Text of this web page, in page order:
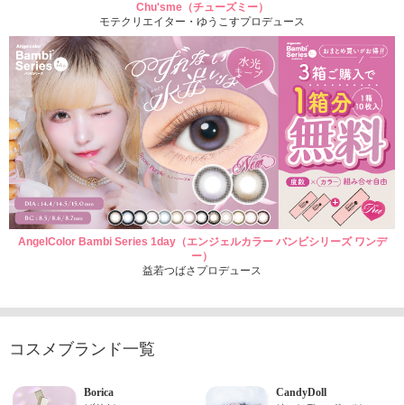
Chu'sme（チューズミー）
モテクリエイター・ゆうこすプロデュース
AngelColor Bambi Series 1day（エンジェルカラー バンビシリーズ ワンデ
ー）
益若つばさプロデュース
コスメブランド一覧